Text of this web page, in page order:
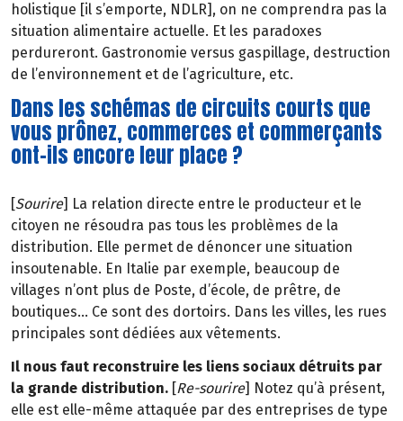
holistique [il s’emporte, NDLR], on ne comprendra pas la
situation alimentaire actuelle. Et les paradoxes
perdureront. Gastronomie versus gaspillage, destruction
de l’environnement et de l’agriculture, etc.
Dans les schémas de circuits courts que
vous prônez, commerces et commerçants
ont-ils encore leur place ?
[Sourire] La relation directe entre le producteur et le
citoyen ne résoudra pas tous les problèmes de la
distribution. Elle permet de dénoncer une situation
insoutenable. En Italie par exemple, beaucoup de
villages n’ont plus de Poste, d’école, de prêtre, de
boutiques… Ce sont des dortoirs. Dans les villes, les rues
principales sont dédiées aux vêtements.
Il nous faut reconstruire les liens sociaux détruits par
la grande distribution. [Re-sourire] Notez qu’à présent,
elle est elle-même attaquée par des entreprises de type